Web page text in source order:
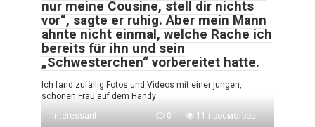
nur meine Cousine, stell dir nichts
vor“, sagte er ruhig. Aber mein Mann
ahnte nicht einmal, welche Rache ich
bereits für ihn und sein
„Schwesterchen“ vorbereitet hatte.
Ich fand zufällig Fotos und Videos mit einer jungen,
schönen Frau auf dem Handy
Interessant
0 11 просмотров